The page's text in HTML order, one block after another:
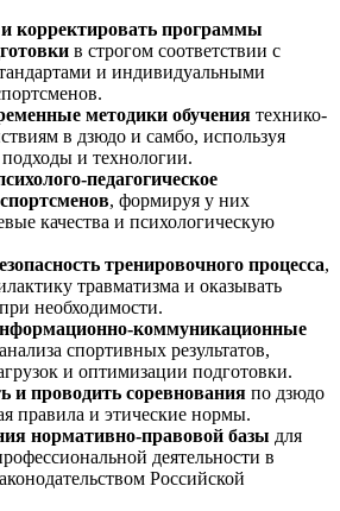
корректировать программы
в строгом соответствии с
и индивидуальными
методики обучения технико-
в дзюдо и самбо, используя
и технологии.
педагогическое
, формируя у них
качества и психологическую
тренировочного процесса,
травматизма и оказывать
необходимости.
коммуникационные
спортивных результатов,
и оптимизации подготовки.
и проводить соревнования по дзюдо
правила и этические нормы.
нормативно-правовой базы для
деятельности в
Российской